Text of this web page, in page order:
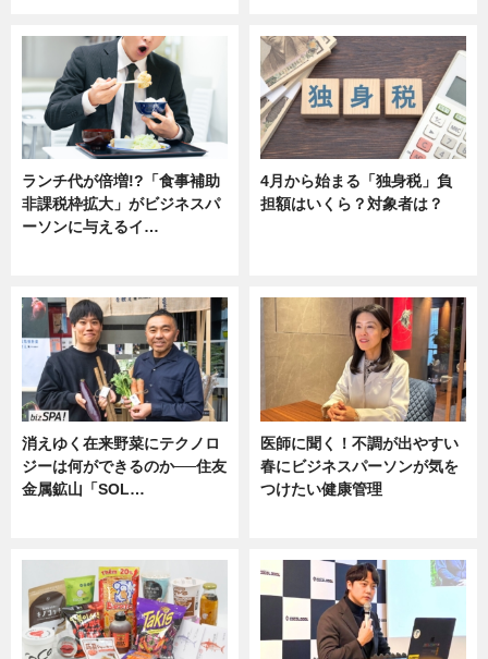
ランチ代が倍増!?「食事補助
非課税枠拡大」がビジネスパ
ーソンに与えるイ…
4月から始まる「独身税」負
担額はいくら？対象者は？
消えゆく在来野菜にテクノロ
ジーは何ができるのか──住友
金属鉱山「SOL…
医師に聞く！不調が出やすい
春にビジネスパーソンが気を
つけたい健康管理